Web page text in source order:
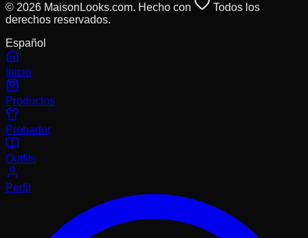
© 2026 MaisonLooks.com. Hecho con
Todos los
derechos reservados.
Español
Inicio
Productos
Probador
Outfits
Perfil